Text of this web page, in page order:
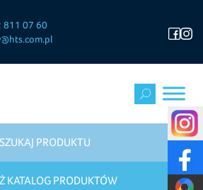
811 07 60
SZUKAJ PRODUKTU
KATALOG PRODUKTÓW